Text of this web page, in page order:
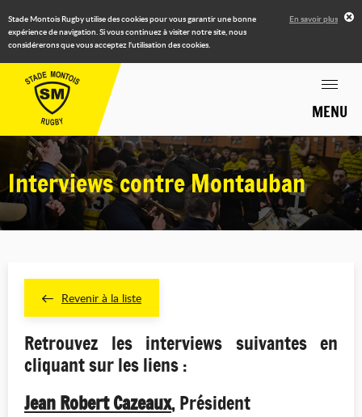
Stade Montois Rugby utilise des cookies pour vous garantir une bonne
expérience de navigation. Si vous continuez à visiter notre site, nous
considérerons que vous acceptez l'utilisation des cookies.
En savoir plus
MENU
Interviews contre Montauban
Revenir à la liste
Retrouvez les interviews suivantes en
cliquant sur les liens :
Jean Robert Cazeaux, Président